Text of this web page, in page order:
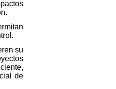
su
de